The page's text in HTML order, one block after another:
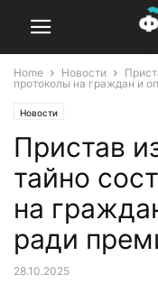
Home Новости
протоколы на граждан и
Новости
Пристав
тайно
на
ради
28.10.2025